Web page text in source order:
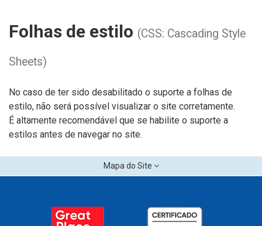
Folhas de estilo (CSS: Cascading Style
Sheets)
No caso de ter sido desabilitado o suporte a folhas de
estilo, não será possível visualizar o site corretamente.
É altamente recomendável que se habilite o suporte a
estilos antes de navegar no site.
Mapa do Site